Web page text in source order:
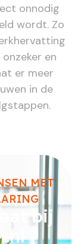
onnodig
wordt. Zo
en
er meer
in de
MET
bij